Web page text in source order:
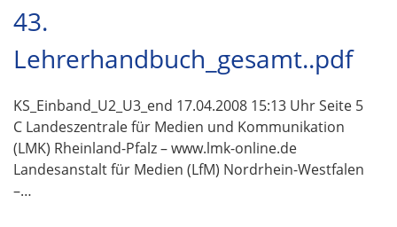
43.
Lehrerhandbuch_gesamt..pdf
KS_Einband_U2_U3_end 17.04.2008 15:13 Uhr Seite 5
C Landeszentrale für Medien und Kommunikation
(LMK) Rheinland-Pfalz – www.lmk-online.de
Landesanstalt für Medien (LfM) Nordrhein-Westfalen
–…